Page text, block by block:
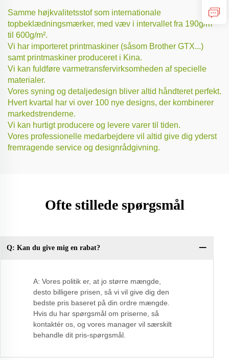
Samme højkvalitetsstof som internationale
topbeklædningsmærker, med væv i intervallet fra 190g/m²
til 600g/m².
Vi har importeret printmaskiner (såsom Brother GTX...)
samt printmaskiner produceret i Kina.
Vi kan fuldføre varmetransfervirksomheden af specielle
materialer.
Vores syning og detaljedesign bliver altid håndteret perfekt.
Hvert kvartal har vi over 100 nye designs, der kombinerer
markedstrenderne.
Vi kan hurtigt producere og levere varer til tiden.
Vores professionelle medarbejdere vil altid give dig yderst
fremragende service og designrådgivning.
Ofte stillede spørgsmål
Q: Kan du give mig en rabat?
A: Vores politik er, at jo større mængde,
desto billigere prisen, så vi vil give dig den
bedste pris baseret på din ordre mængde.
Hvis du har spørgsmål om priserne, så
kontaktér os, og vores manager vil særskilt
behandle dit pris-spørgsmål.